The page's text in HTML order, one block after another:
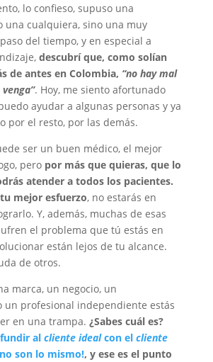
lo confieso, supuso una
una cualquiera, sino una muy
del tiempo, y en especial a
descubrí que, como solían
de antes en Colombia, “no hay mal
. Hoy, me siento afortunado
ayudar a algunas personas y ya
por el resto, por las demás.
ser un buen médico, el mejor
pero por más que quieras, que lo
atender a todos los pacientes.
mejor esfuerzo, no estarás en
Y, además, muchas de esas
el problema que tú estás en
están lejos de tu alcance.
de otros.
marca, un negocio, un
un profesional independiente estás
en una trampa. ¿Sabes cuál es?
al cliente idealcon el cliente
son lo mismo!, y ese es el punto